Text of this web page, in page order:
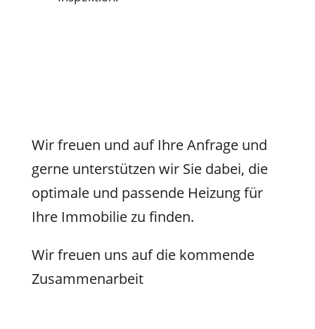
Wir freuen und auf Ihre Anfrage und
gerne unterstützen wir Sie dabei, die
optimale und passende Heizung für
Ihre Immobilie zu finden.
Wir freuen uns auf die kommende
Zusammenarbeit